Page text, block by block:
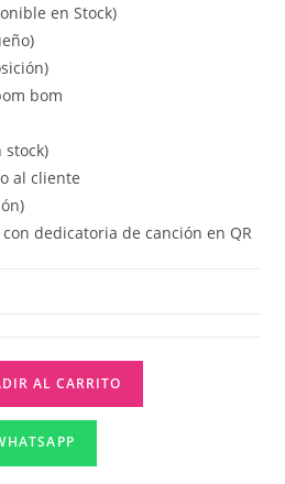
en Stock)
bom
stock)
al cliente
dedicatoria de canción en QR
AL CARRITO